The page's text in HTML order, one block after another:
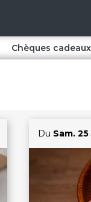
Chèques cadeaux
Du Sam.